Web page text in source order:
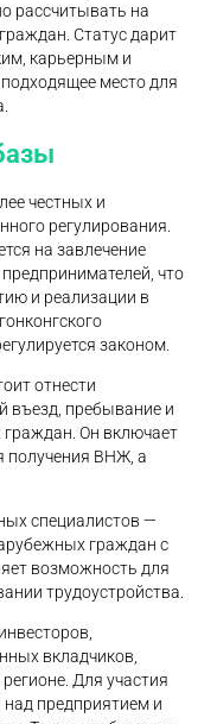
рассчитывать на
Статус дарит
карьерным и
место для
честных и
регулирования.
на завлечение
что
и реализации в
законом.
отнести
въезд, пребывание и
граждан. Он включает
получения ВНЖ, а
специалистов —
граждан с
возможность для
трудоустройства.
вкладчиков,
Для участия
над предприятием и